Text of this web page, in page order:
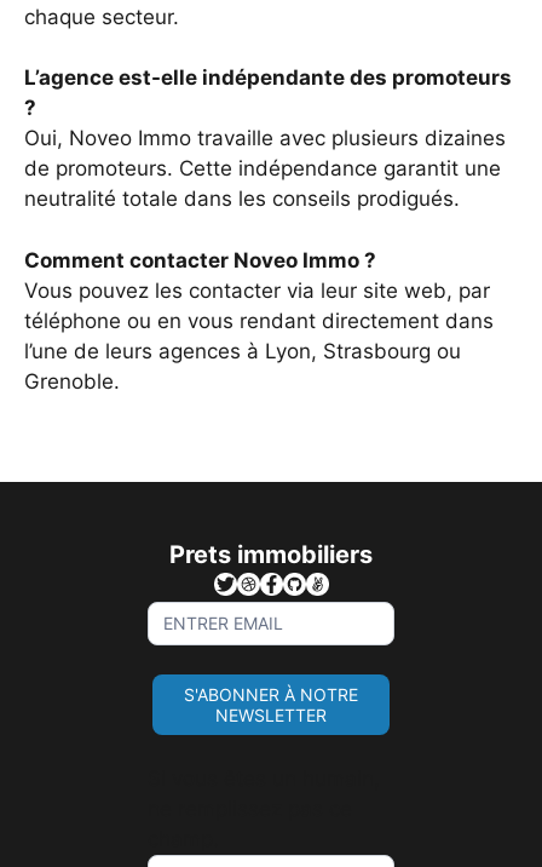
chaque secteur.
L’agence est-elle indépendante des promoteurs
?
Oui, Noveo Immo travaille avec plusieurs dizaines
de promoteurs. Cette indépendance garantit une
neutralité totale dans les conseils prodigués.
Comment contacter Noveo Immo ?
Vous pouvez les contacter via leur site web, par
téléphone ou en vous rendant directement dans
l’une de leurs agences à Lyon, Strasbourg ou
Grenoble.
Prets immobiliers
Sign
Up
For
Newsletter
S'ABONNER À NOTRE
NEWSLETTER